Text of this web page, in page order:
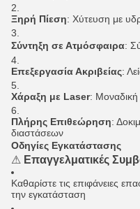
Ξηρή Πίεση: Χύτευση με
Σύντηξη σε Ατμόσφαιρα:
Επεξεργασία Ακριβείας:
Χάραξη με Laser: Μοναδική
Πλήρης Επιθεώρηση:
διαστάσεων
Οδηγίες Εγκατάστασης
⚠ Επαγγελματικές
Καθαρίστε τις επιφάνειες
την εγκατάσταση